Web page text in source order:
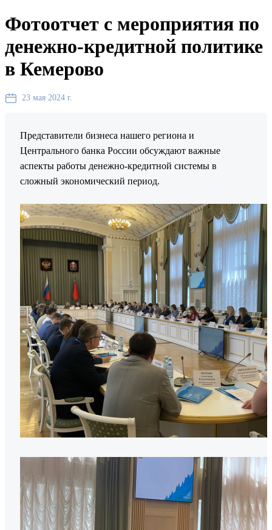
Фотоотчет с мероприятия по
денежно-кредитной политике
в Кемерово
23 мая 2024 г.
Представители бизнеса нашего региона и
Центрального банка России обсуждают важные
аспекты работы денежно-кредитной системы в
сложный экономический период.